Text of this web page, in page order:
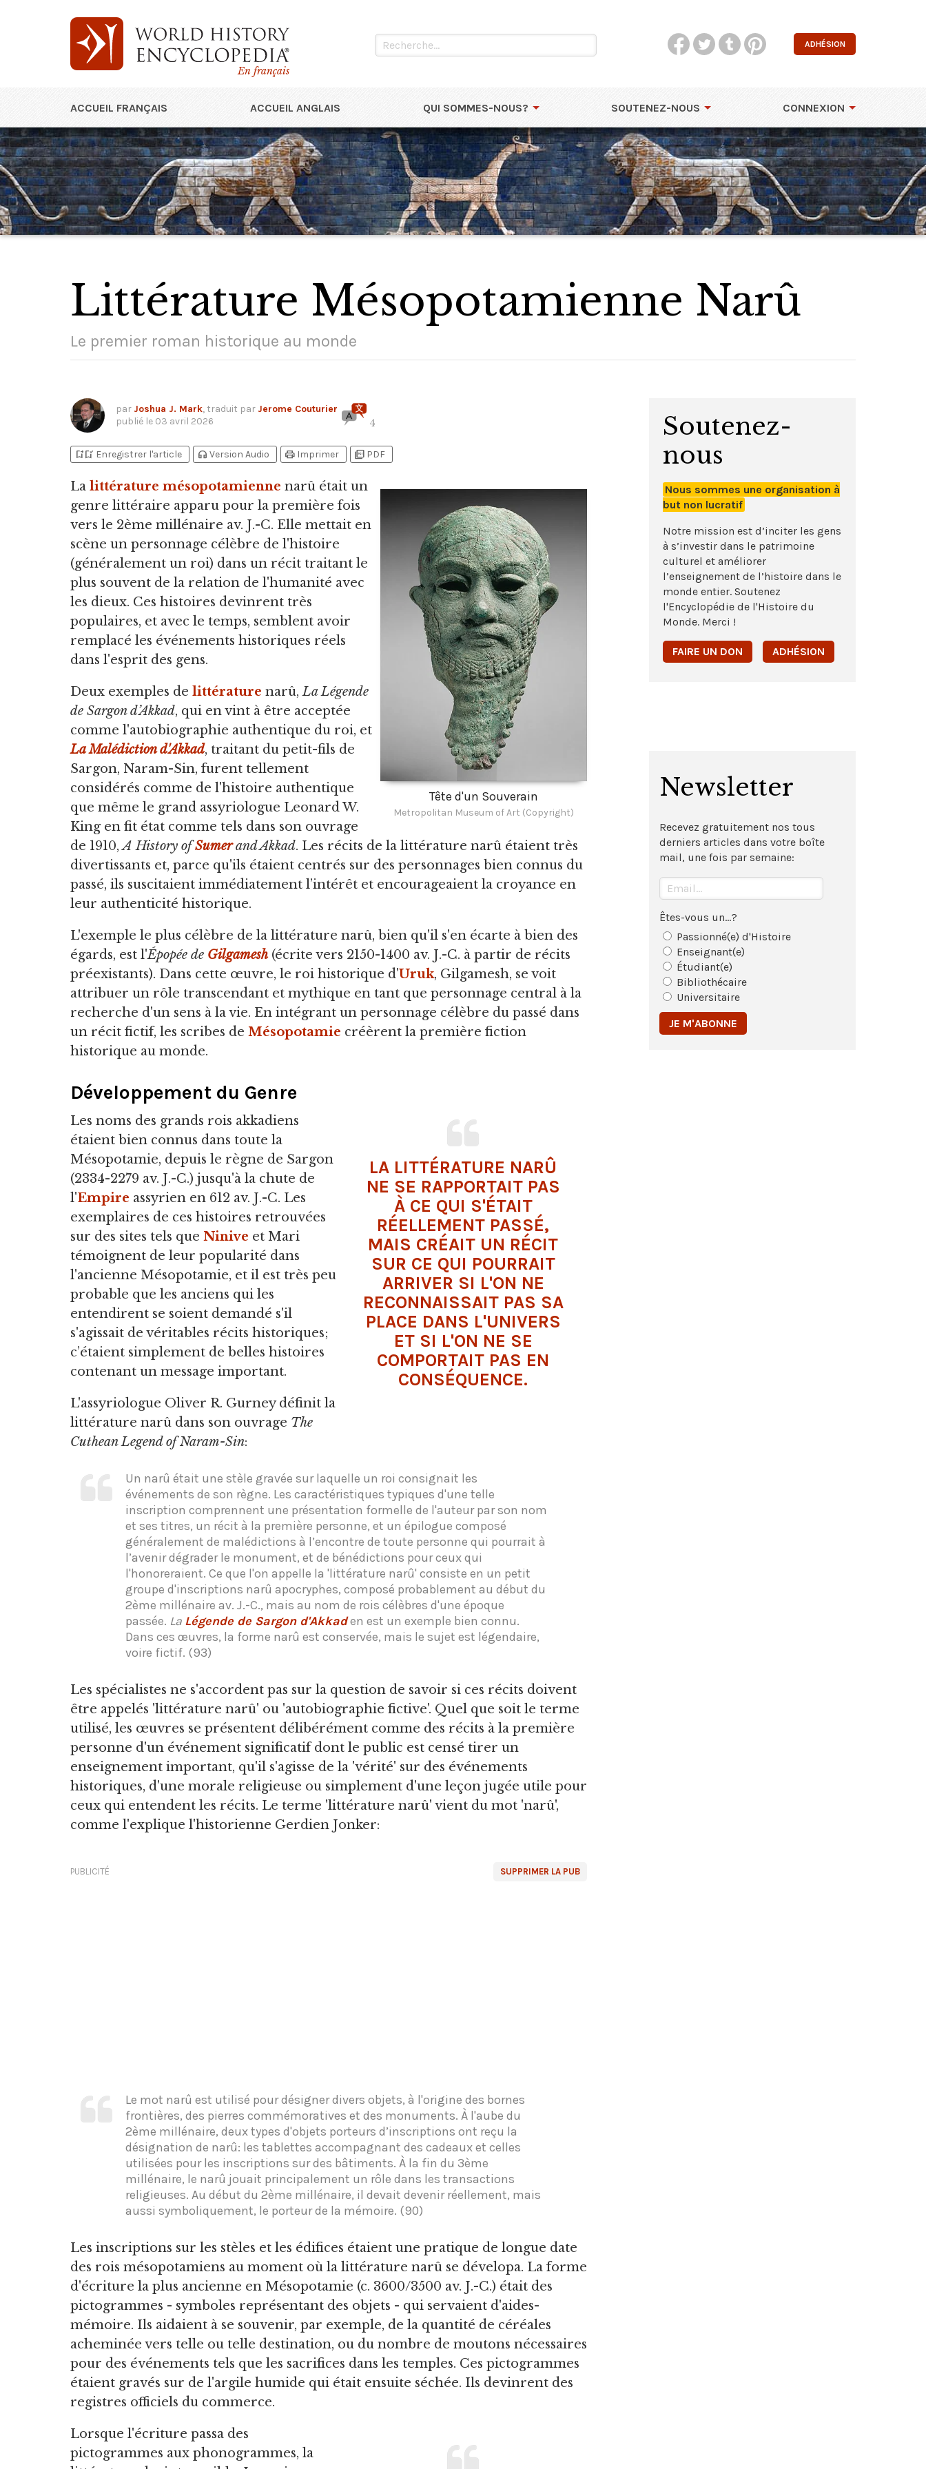
En français
ADHÉSION
ACCUEIL FRANÇAIS ACCUEIL ANGLAIS QUI SOMMES-NOUS? SOUTENEZ-NOUS CONNEXION
Littérature Mésopotamienne Narû
Le premier roman historique au monde
par Joshua J. Mark, traduit par Jerome Couturier
publié le 03 avril 2026 4
bookmark_addbookmark_added Enregistrer l'article headphones Version Audio print Imprimer picture_as_pdf PDF
Tête d'un Souverain
Metropolitan Museum of Art (Copyright)
La littérature mésopotamienne narû était un
genre littéraire apparu pour la première fois
vers le 2ème millénaire av. J.-C. Elle mettait en
scène un personnage célèbre de l'histoire
(généralement un roi) dans un récit traitant le
plus souvent de la relation de l'humanité avec
les dieux. Ces histoires devinrent très
populaires, et avec le temps, semblent avoir
remplacé les événements historiques réels
dans l'esprit des gens.
Deux exemples de littérature narû,La Légende
de Sargon d’Akkad, qui en vint à être acceptée
comme l'autobiographie authentique du roi, et
La Malédiction d'Akkad, traitant du petit-fils de
Sargon, Naram-Sin, furent tellement
considérés comme de l'histoire authentique
que même le grand assyriologue Leonard W.
King en fit état comme tels dans son ouvrage
de 1910,A History ofSumerand Akkad. Les récits de la littérature narû étaient très
divertissants et, parce qu'ils étaient centrés sur des personnages bien connus du
passé, ils suscitaient immédiatement l’intérêt et encourageaient la croyance en
leur authenticité historique.
L'exemple le plus célèbre de la littérature narû, bien qu'il s'en écarte à bien des
égards, est l'Épopée de Gilgamesh(écrite vers 2150-1400 av. J.-C. à partir de récits
préexistants). Dans cette œuvre, le roi historique d'Uruk, Gilgamesh, se voit
attribuer un rôle transcendant et mythique en tant que personnage central à la
recherche d'un sens à la vie. En intégrant un personnage célèbre du passé dans
un récit fictif, les scribes de Mésopotamie créèrent la première fiction
historique au monde.
Développement du Genre
LA LITTÉRATURE NARÛ
NE SE RAPPORTAIT PAS
À CE QUI S'ÉTAIT
RÉELLEMENT PASSÉ,
MAIS CRÉAIT UN RÉCIT
SUR CE QUI POURRAIT
ARRIVER SI L'ON NE
RECONNAISSAIT PAS SA
PLACE DANS L'UNIVERS
ET SI L'ON NE SE
COMPORTAIT PAS EN
CONSÉQUENCE.
Les noms des grands rois akkadiens
étaient bien connus dans toute la
Mésopotamie, depuis le règne de Sargon
(2334-2279 av. J.-C.) jusqu'à la chute de
l'Empire assyrien en 612 av. J.-C. Les
exemplaires de ces histoires retrouvées
sur des sites tels que Ninive et Mari
témoignent de leur popularité dans
l'ancienne Mésopotamie, et il est très peu
probable que les anciens qui les
entendirent se soient demandé s'il
s'agissait de véritables récits historiques;
c’étaient simplement de belles histoires
contenant un message important.
L'assyriologue Oliver R. Gurney définit la
littérature narû dans son ouvrage The
Cuthean Legend of Naram-Sin:
Un narû était une stèle gravée sur laquelle un roi consignait les
événements de son règne. Les caractéristiques typiques d'une telle
inscription comprennent une présentation formelle de l'auteur par son nom
et ses titres, un récit à la première personne, et un épilogue composé
généralement de malédictions à l’encontre de toute personne qui pourrait à
l’avenir dégrader le monument, et de bénédictions pour ceux qui
l'honoreraient. Ce que l'on appelle la 'littérature narû' consiste en un petit
groupe d'inscriptions narû apocryphes, composé probablement au début du
2ème millénaire av. J.-C., mais au nom de rois célèbres d'une époque
passée. La Légende de Sargon d'Akkaden est un exemple bien connu.
Dans ces œuvres, la forme narû est conservée, mais le sujet est légendaire,
voire fictif. (93)
Les spécialistes ne s'accordent pas sur la question de savoir si ces récits doivent
être appelés 'littérature narû' ou 'autobiographie fictive'. Quel que soit le terme
utilisé, les œuvres se présentent délibérément comme des récits à la première
personne d'un événement significatif dont le public est censé tirer un
enseignement important, qu'il s'agisse de la 'vérité' sur des événements
historiques, d'une morale religieuse ou simplement d'une leçon jugée utile pour
ceux qui entendent les récits. Le terme 'littérature narû' vient du mot 'narû',
comme l'explique l'historienne Gerdien Jonker:
SUPPRIMER LA PUB
PUBLICITÉ
Le mot narû est utilisé pour désigner divers objets, à l'origine des bornes
frontières, des pierres commémoratives et des monuments. À l'aube du
2ème millénaire, deux types d'objets porteurs d’inscriptions ont reçu la
désignation de narû: les tablettes accompagnant des cadeaux et celles
utilisées pour les inscriptions sur des bâtiments. À la fin du 3ème
millénaire, le narû jouait principalement un rôle dans les transactions
religieuses. Au début du 2ème millénaire, il devait devenir réellement, mais
aussi symboliquement, le porteur de la mémoire. (90)
Les inscriptions sur les stèles et les édifices étaient une pratique de longue date
des rois mésopotamiens au moment où la littérature narû se dévelopa. La forme
d'écriture la plus ancienne en Mésopotamie (c. 3600/3500 av. J.-C.) était des
pictogrammes - symboles représentant des objets - qui servaient d'aides-
mémoire. Ils aidaient à se souvenir, par exemple, de la quantité de céréales
acheminée vers telle ou telle destination, ou du nombre de moutons nécessaires
pour des événements tels que les sacrifices dans les temples. Ces pictogrammes
étaient gravés sur de l'argile humide qui était ensuite séchée. Ils devinrent des
registres officiels du commerce.
Lorsque l'écriture passa des
pictogrammes aux phonogrammes, la
Soutenez-
nous
Nous sommes une organisation à
but non lucratif
Notre mission est d’inciter les gens
à s’investir dans le patrimoine
culturel et améliorer
l’enseignement de l’histoire dans le
monde entier. Soutenez
l'Encyclopédie de l'Histoire du
Monde. Merci !
FAIRE UN DON ADHÉSION
Newsletter
Recevez gratuitement nos tous
derniers articles dans votre boîte
mail, une fois par semaine:
Êtes-vous un...?
Passionné(e) d'Histoire
Enseignant(e)
Étudiant(e)
Bibliothécaire
Universitaire